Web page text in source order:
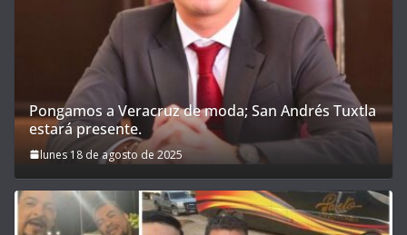
Pongamos a Veracruz de moda; San Andrés Tuxtla
estará presente.
lunes 18 de agosto de 2025